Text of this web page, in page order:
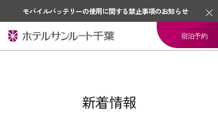
モバイルバッテリーの使用に関する禁止事項のお知らせ
宿泊予約
新着情報